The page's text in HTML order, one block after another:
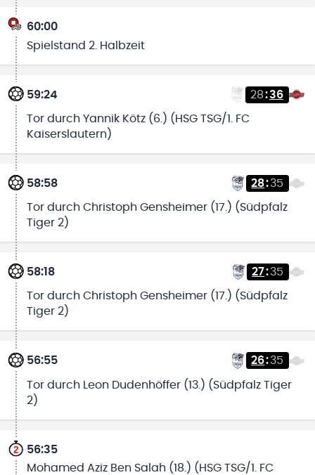
60:00
Spielstand 2. Halbzeit
59:24 28:36
Tor durch Yannik Kötz (6.) (HSG TSG/1. FC
Kaiserslautern)
58:58 28:35
Tor durch Christoph Gensheimer (17.) (Südpfalz
Tiger 2)
58:18 27:35
Tor durch Christoph Gensheimer (17.) (Südpfalz
Tiger 2)
56:55 26:35
Tor durch Leon Dudenhöffer (13.) (Südpfalz Tiger
2)
56:35
Mohamed Aziz Ben Salah (18.) (HSG TSG/1. FC